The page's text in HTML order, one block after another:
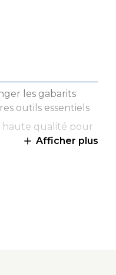
les gabarits
outils essentiels
haute qualité pour
Afficher plus